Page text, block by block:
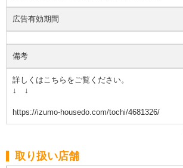
広告有効期間
備考
詳しくはこちらをご覧ください。
↓ ↓
https://izumo-housedo.com/tochi/4681326/
取り扱い店舗